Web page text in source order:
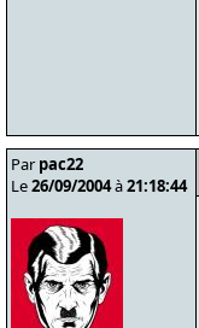
Par pac22
Le26/09/2004à21:18:44